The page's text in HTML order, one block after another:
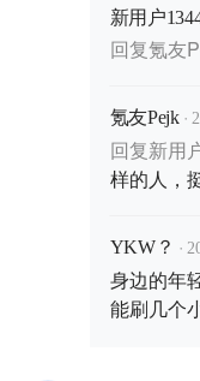
新用户
回复氪友
氪友Pejk ·
回复新用
样的人，
YKW？ ·
身边的年
能刷几个